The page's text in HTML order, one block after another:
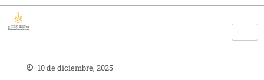
10 de diciembre, 2025